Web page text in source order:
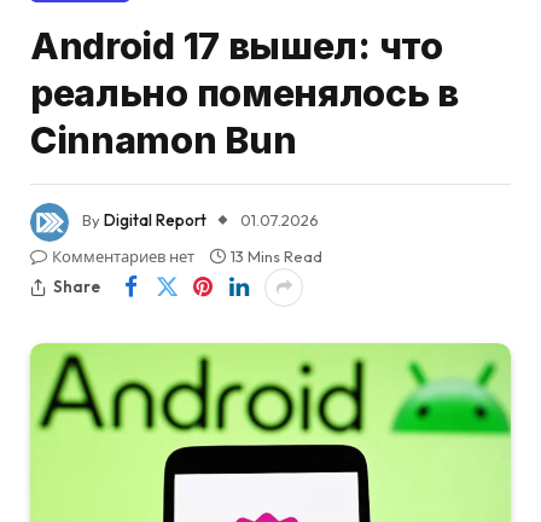
Android 17 вышел: что
реально поменялось в
Cinnamon Bun
ByDigital Report
01.07.2026
Комментариев нет
13 Mins Read
Share